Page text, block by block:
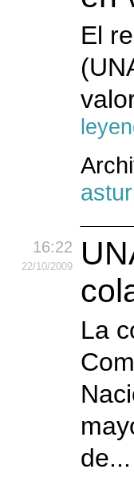
El
16:22
22/10/2009
La
de...